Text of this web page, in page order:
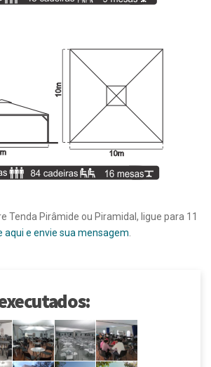
Tenda Pirâmide ou Piramidal, ligue para 11
aqui e envie sua mensagem